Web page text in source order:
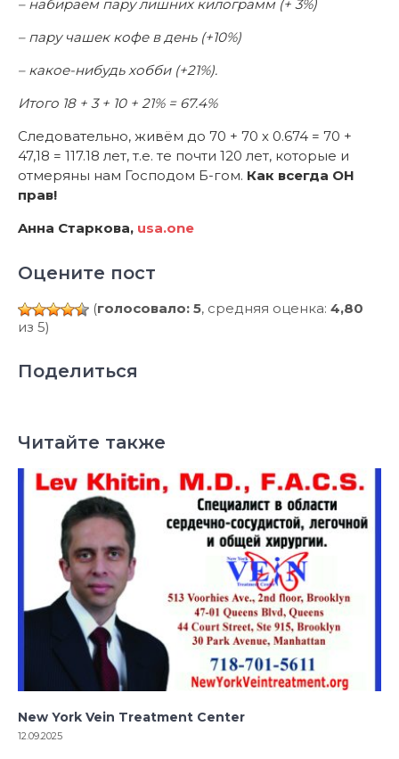
– набираем пару лишних килограмм (+ 3%)
– пару чашек кофе в день (+10%)
– какое-нибудь хобби (+21%).
Итого 18 + 3 + 10 + 21% = 67.4%
Следовательно, живём до 70 + 70 х 0.674 = 70 +
47,18 = 117.18 лет, т.е. те почти 120 лет, которые и
отмеряны нам Господом Б-гом. Как всегда ОН
прав!
Aннa Cтapкoвa, usa.one
Оцените пост
(голосовало: 5, средняя оценка: 4,80
из 5)
Поделиться
Читайте также
New York Vein Treatment Center
12.09.2025